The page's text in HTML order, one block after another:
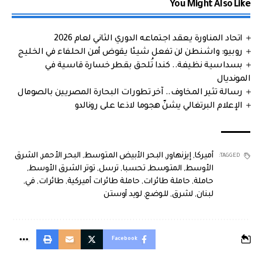
You Might Also Like
اتحاد المناورة يعقد اجتماعه الدوري الثاني لعام 2026
روبيو: واشنطن لن تفعل شيئا يقوض أمن الحلفاء في الخليج
بسداسية نظيفة.. كندا تُلحق بقطر خسارة قاسية في
المونديال
رسالة تثير المخاوف.. آخر تطورات البحارة المصريين بالصومال
الإعلام البرتغالي يشنّ هجوما لاذعا على رونالدو
TAGGED: أميركا, إيزنهاور, البحر الأبيض المتوسط, البحر الأحمر, الشرق
الأوسط, المتوسط, تحسبا, ترسل, توتر الشرق الأوسط,
حاملة, حاملة طائرات, حاملة طائرات أميركية, طائرات, في,
لبنان, لشرق, للوضع, لويد أوستن
Facebook